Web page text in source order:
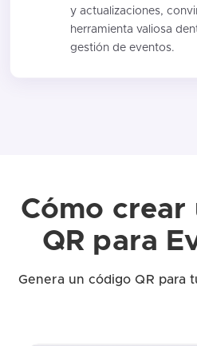
y actualizaciones,
herramienta valiosa
gestión de eventos.
Cómo
QR para
Genera un código QR para